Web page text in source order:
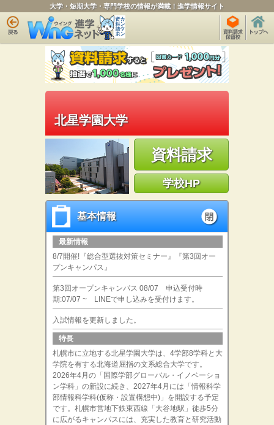
大学・短期大学・専門学校の情報が満載！進学情報サイト
北星学園大学
資料請求
学校HP
基本情報
基本情報
最新情報
8/7開催!『総合型選抜対策セミナー』『第3回オー
プンキャンパス』
第3回オープンキャンパス 08/07 申込受付時
期:07/07 ~ LINEで申し込みを受付けます。
入試情報を更新しました。
特長
札幌市に立地する北星学園大学は、4学部8学科と大
学院を有する北海道屈指の文系総合大学です。
2026年4月の「国際学部グローバル・イノベーショ
ン学科」の新設に続き、2027年4月には「情報科学
部情報科学科(仮称・設置構想中)」を開設する予定
です。札幌市営地下鉄東西線「大谷地駅」徒歩5分
に広がるキャンパスには、充実した教育と研究活動